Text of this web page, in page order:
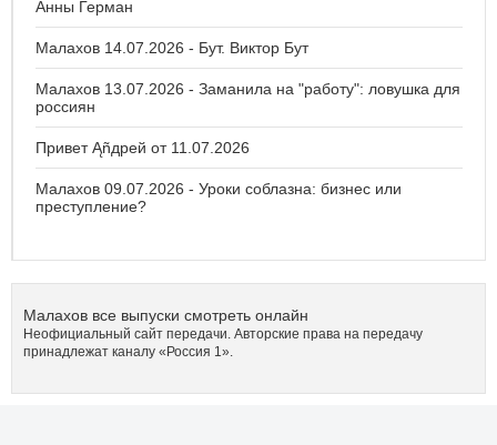
Анны Герман
Малахов 14.07.2026 - Бут. Виктор Бут
Малахов 13.07.2026 - Заманила на "работу": ловушка для
россиян
Привет Ąñдpей от 11.07.2026
Малахов 09.07.2026 - Уроки соблазна: бизнес или
преступление?
Малахов все выпуски смотреть онлайн
Неофициальный сайт передачи. Авторские права на передачу
принадлежат каналу «Россия 1».